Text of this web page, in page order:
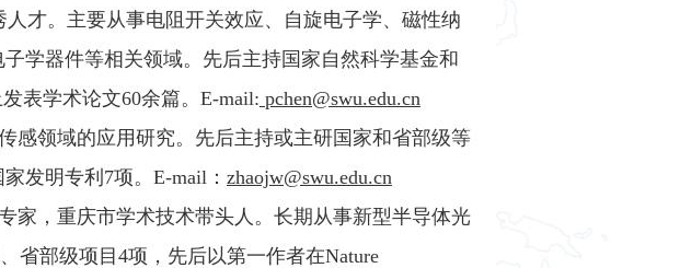
才。主要从事电阻开关效应、自旋电子学、磁性纳
学器件等相关领域。先后主持国家自然科学基金和
表学术论文60余篇。E-mail: pchen@swu.edu.cn
感领域的应用研究。先后主持或主研国家和省部级等
发明专利7项。E-mail： zhaojw@swu.edu.cn
家，重庆市学术技术带头人。长期从事新型半导体光
省部级项目4项，先后以第一作者在Nature